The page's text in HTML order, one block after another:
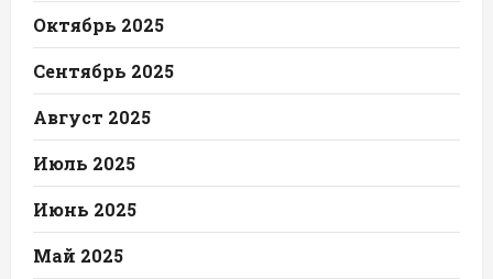
Октябрь 2025
Сентябрь 2025
Август 2025
Июль 2025
Июнь 2025
Май 2025